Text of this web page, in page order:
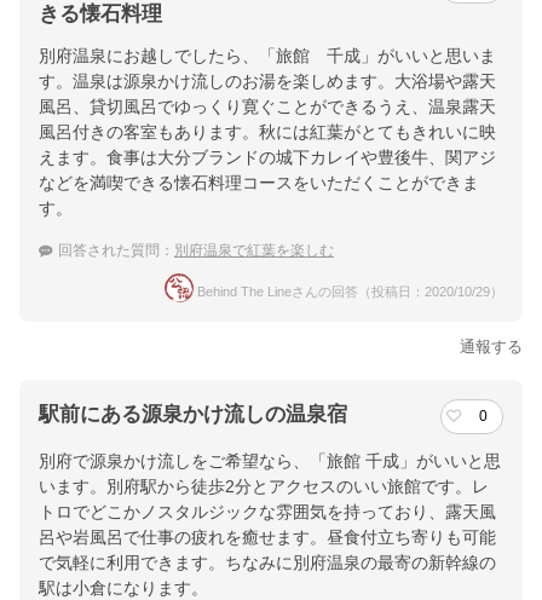
きる懐石料理
別府温泉にお越しでしたら、「旅館 千成」がいいと思いま
す。温泉は源泉かけ流しのお湯を楽しめます。大浴場や露天
風呂、貸切風呂でゆっくり寛ぐことができるうえ、温泉露天
風呂付きの客室もあります。秋には紅葉がとてもきれいに映
えます。食事は大分ブランドの城下カレイや豊後牛、関アジ
などを満喫できる懐石料理コースをいただくことができま
す。
回答された質問： 別府温泉で紅葉を楽しむ
Behind The Lineさんの回答（投稿日：2020/10/29）
通報する
駅前にある源泉かけ流しの温泉宿 0
別府で源泉かけ流しをご希望なら、「旅館 千成」がいいと思
います。別府駅から徒歩2分とアクセスのいい旅館です。レ
トロでどこかノスタルジックな雰囲気を持っており、露天風
呂や岩風呂で仕事の疲れを癒せます。昼食付立ち寄りも可能
で気軽に利用できます。ちなみに別府温泉の最寄の新幹線の
駅は小倉になります。